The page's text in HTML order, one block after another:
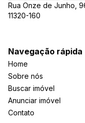
Rua Onze de Junho,
11320-160
Navegação rápida
Home
Sobre nós
Buscar imóvel
Anunciar imóvel
Contato